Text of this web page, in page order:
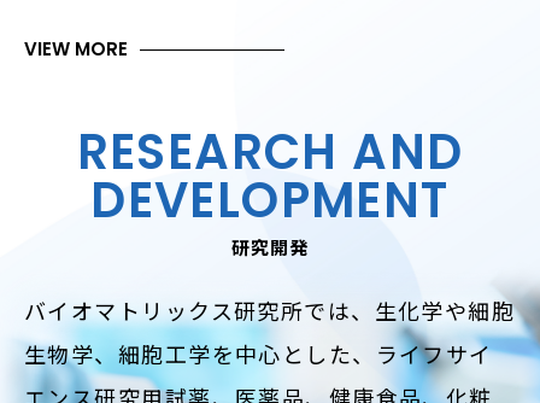
VIEW MORE
RESEARCH AND
DEVELOPMENT
研究開発
バイオマトリックス研究所では、生化学や細胞
生物学、細胞工学を中心とした、 ライフサイ